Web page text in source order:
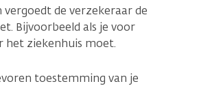
vergoedt de verzekeraar de
Bijvoorbeeld als je voor
het ziekenhuis moet.
toestemming van je